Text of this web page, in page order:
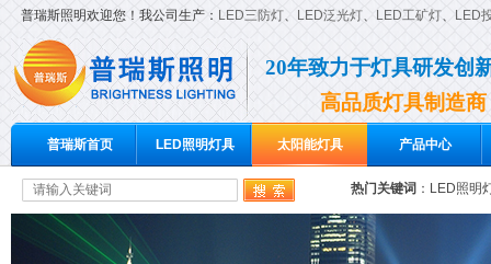
普瑞斯照明欢迎您！我公司生产： LED三防灯、 LED泛光灯、 LED工矿灯、 LED
20年致力于灯具研发创
高品质灯具制造商
普瑞斯首页 LED照明灯具 太阳能灯具 产品中心
热门关键词 ： LED照明